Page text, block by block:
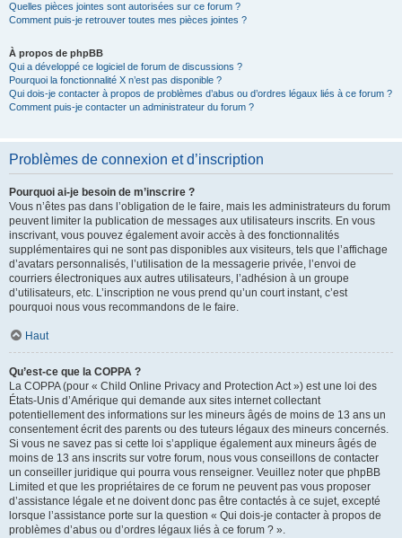
Quelles pièces jointes sont autorisées sur ce forum ?
Comment puis-je retrouver toutes mes pièces jointes ?
À propos de phpBB
Qui a développé ce logiciel de forum de discussions ?
Pourquoi la fonctionnalité X n’est pas disponible ?
Qui dois-je contacter à propos de problèmes d’abus ou d’ordres légaux liés à ce forum ?
Comment puis-je contacter un administrateur du forum ?
Problèmes de connexion et d’inscription
Pourquoi ai-je besoin de m’inscrire ?
Vous n’êtes pas dans l’obligation de le faire, mais les administrateurs du forum
peuvent limiter la publication de messages aux utilisateurs inscrits. En vous
inscrivant, vous pouvez également avoir accès à des fonctionnalités
supplémentaires qui ne sont pas disponibles aux visiteurs, tels que l’affichage
d’avatars personnalisés, l’utilisation de la messagerie privée, l’envoi de
courriers électroniques aux autres utilisateurs, l’adhésion à un groupe
d’utilisateurs, etc. L’inscription ne vous prend qu’un court instant, c’est
pourquoi nous vous recommandons de le faire.
Haut
Qu’est-ce que la COPPA ?
La COPPA (pour « Child Online Privacy and Protection Act ») est une loi des
États-Unis d’Amérique qui demande aux sites internet collectant
potentiellement des informations sur les mineurs âgés de moins de 13 ans un
consentement écrit des parents ou des tuteurs légaux des mineurs concernés.
Si vous ne savez pas si cette loi s’applique également aux mineurs âgés de
moins de 13 ans inscrits sur votre forum, nous vous conseillons de contacter
un conseiller juridique qui pourra vous renseigner. Veuillez noter que phpBB
Limited et que les propriétaires de ce forum ne peuvent pas vous proposer
d’assistance légale et ne doivent donc pas être contactés à ce sujet, excepté
lorsque l’assistance porte sur la question « Qui dois-je contacter à propos de
problèmes d’abus ou d’ordres légaux liés à ce forum ? ».